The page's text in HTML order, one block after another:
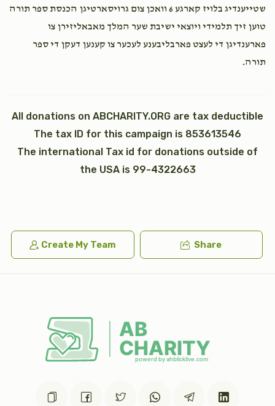
$2,600.00
כתר תורה כתונת (2)
שטייענדיג בלויז קארגע 6 וואכן צום גרויסארטיגן הכנסת ספר תורה
טוען זיך תלמידי ויוצאי ישיבת שער המלך מאבאליזירן צו
פארענדיגן די לעצט פארבליבענע לעכער צו קענען דעקן די ספר
תורה.
All donations on ABCHARITY.ORG are tax deductible
The tax ID for this campaign is 853613546
The international Tax id for donations outside of
the USA is 99-4322663
Create My Team Share